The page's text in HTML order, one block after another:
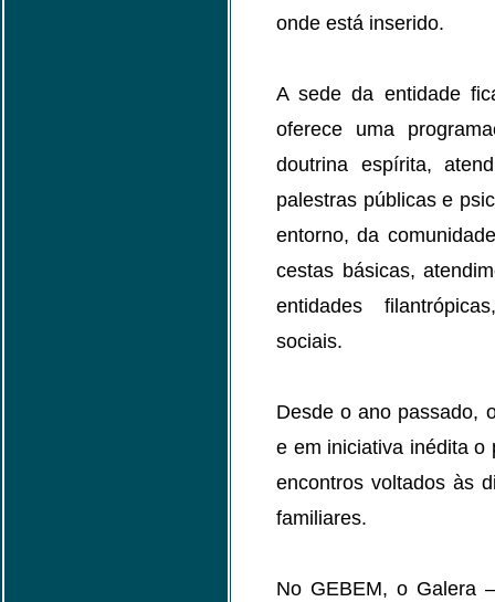
onde está inserido.
A sede da entidade
oferece uma
doutrina espírita,
palestras públicas e
entorno, da
cestas básicas,
entidades
sociais.
Desde o ano passado,
e em iniciativa inédita o
encontros voltados às
familiares.
No GEBEM, o Galera